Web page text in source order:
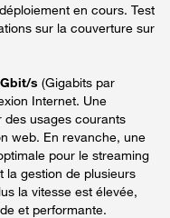
en cours. Test
sur la couverture sur
Gbit/s (Gigabits par
Internet. Une
des usages courants
web. En revanche, une
pour le streaming
la gestion de plusieurs
la vitesse est élevée,
et performante.